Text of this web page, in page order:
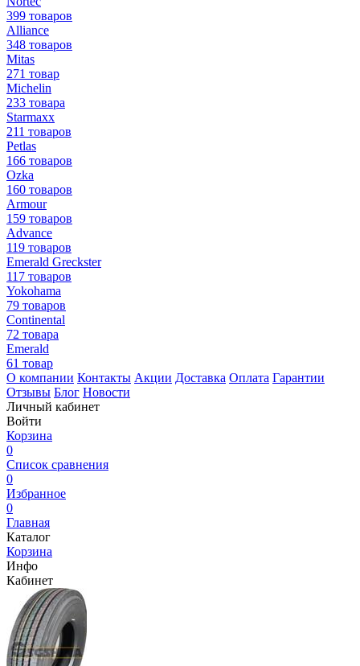
399 товаров
Alliance
348 товаров
Mitas
271 товар
Michelin
233 товара
Starmaxx
211 товаров
Petlas
166 товаров
Ozka
160 товаров
Armour
159 товаров
Advance
119 товаров
Emerald Greckster
117 товаров
Yokohama
79 товаров
Continental
72 товара
Emerald
61 товар
О компании Контакты Акции Доставка Оплата Гарантии
Отзывы Блог Новости
Личный кабинет
Войти
Корзина
0
Список сравнения
0
Избранное
0
Главная
Каталог
Корзина
Инфо
Кабинет